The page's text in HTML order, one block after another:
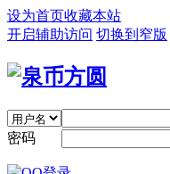
设为首页收藏本站
开启辅助访问 切换到窄版
密码